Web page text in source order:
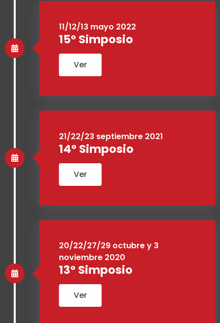
11/12/13 mayo 2022
15° Simposio
Ver
21/22/23 septiembre 2021
14º Simposio
Ver
20/22/27/29 octubre y 3
noviembre 2020
13º Simposio
Ver